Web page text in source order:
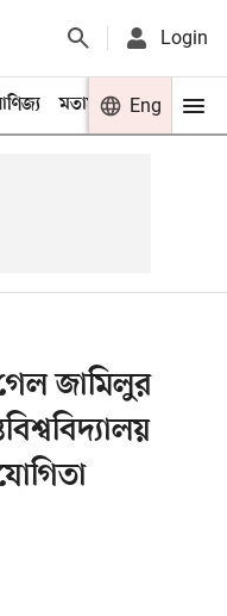
Login
মতামত খেলা
Eng
জামিলুর